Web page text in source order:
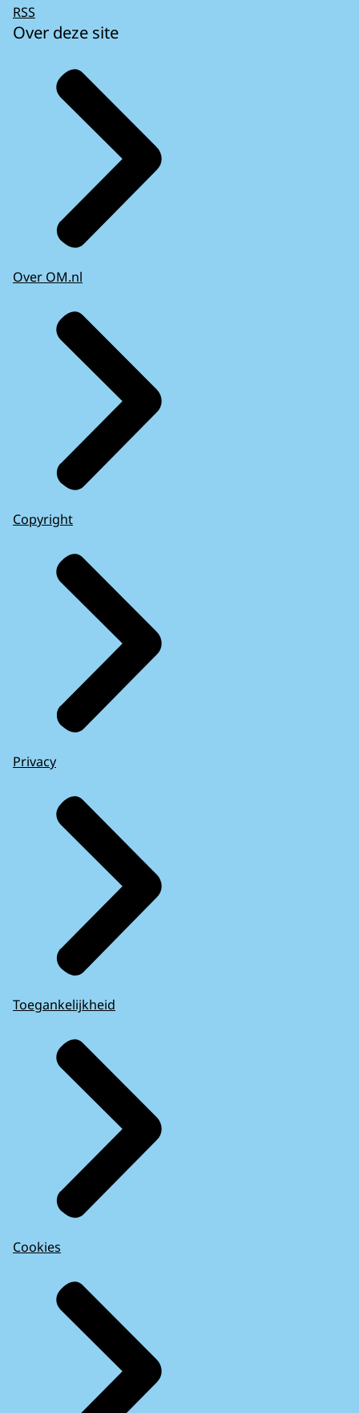
RSS
Over deze site
Over OM.nl
Copyright
Privacy
Toegankelijkheid
Cookies